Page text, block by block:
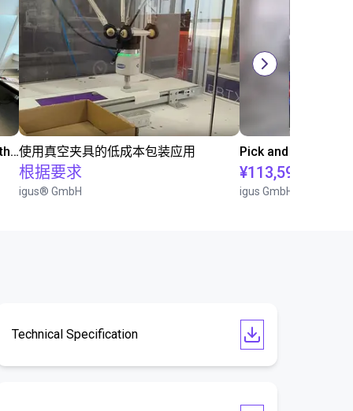
Conveyor belt sorting system with the 3-axis delta robot使用真空夹具的低成本包装应用
根据要求
igus® GmbH
¥113,590.10
igus GmbH
Technical Specification